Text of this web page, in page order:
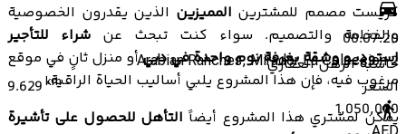
كريست مصمم للمشترين المميزين الذين يقدرون الخصوصية
والفخامة والتصميم. سواء كنت تبحث عن شراء للتأجير
استوديو وشقة بغرفة نوم واحدة في دبيأو منزل ثانٍ في موقع
مرغوب فيه، فإن هذا المشروع يلبي أساليب الحياة الراقية.
يمكن لمشتري هذا المشروع أيضاً التأهل للحصول على تأشيرة
00:07:20
Arabian Ranches, Mirador La Coleccion 2
9.629 km
حاسبة الرهن العقاري
السعر
1,050,000